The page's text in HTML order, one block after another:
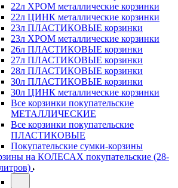
22л ХРОМ металлические корзинки
22л ЦИНК металлические корзинки
23л ПЛАСТИКОВЫЕ корзинки
23л ХРОМ металлические корзинки
26л ПЛАСТИКОВЫЕ корзинки
27л ПЛАСТИКОВЫЕ корзинки
28л ПЛАСТИКОВЫЕ корзинки
30л ПЛАСТИКОВЫЕ корзинки
30л ЦИНК металлические корзинки
Все корзинки покупательские
МЕТАЛЛИЧЕСКИЕ
Все корзинки покупательские
ПЛАСТИКОВЫЕ
Покупательские сумки-корзины
на КОЛЕСАХ покупательские (28-